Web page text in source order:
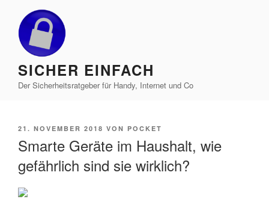
springen
SICHER EINFACH
Der Sicherheitsratgeber für Handy, Internet und Co
VERÖFFENTLICHT
21. NOVEMBER 2018 VON POCKET
Smarte Geräte im Haushalt, wie
gefährlich sind sie wirklich?